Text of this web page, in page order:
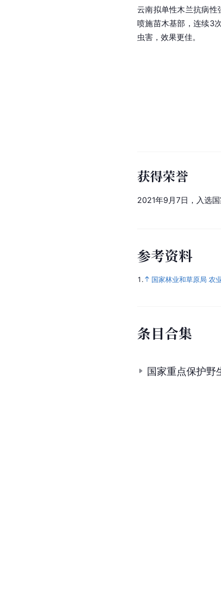
云南拟单性木兰抗病
喷施苗木基部，连续3
虫害，效果更佳。
获得荣誉
2021年9月7日，入选
参考资料
1. 国家林业和草原局 农
条目合集
国家重点保护野